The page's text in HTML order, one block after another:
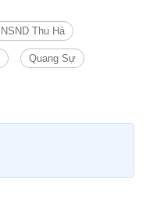
NSND Thu Hà
Quang Sự